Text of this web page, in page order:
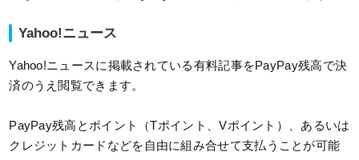
Yahoo!ニュース
Yahoo!ニュースに掲載されている有料記事をPayPay残高で決
済のうえ閲覧できます。
PayPay残高とポイント（Tポイント、Vポイント）、あるいは
クレジットカードなどを自由に組み合せて支払うことが可能